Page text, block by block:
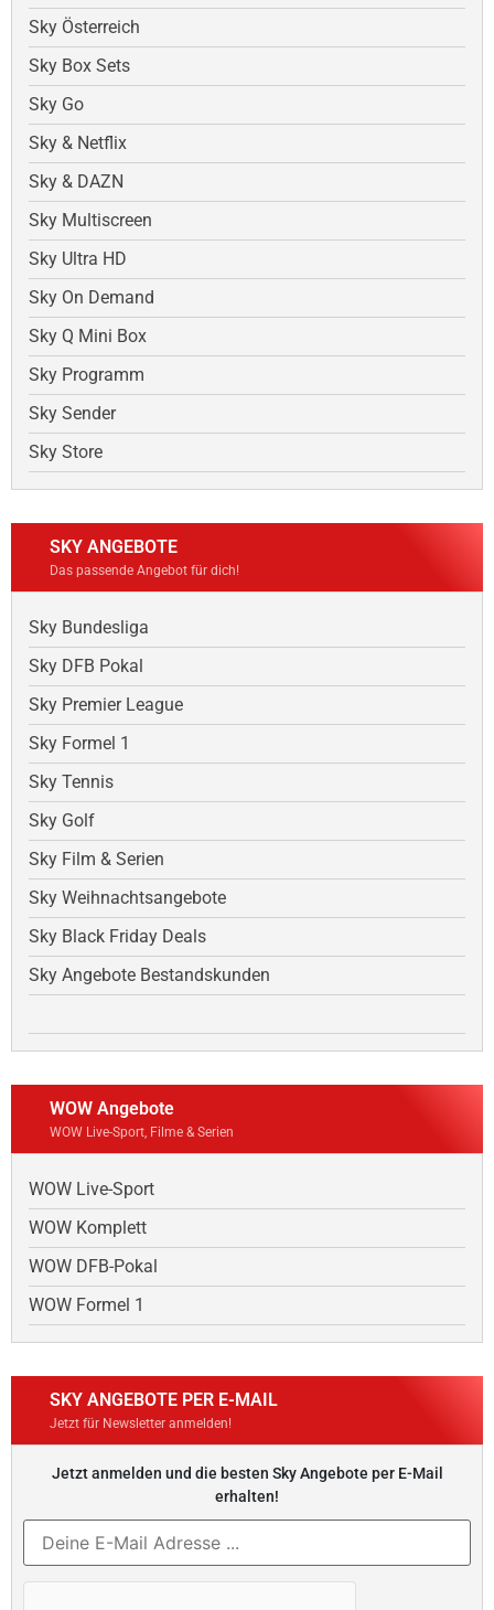
Sky Österreich
Sky Box Sets
Sky Go
Sky & Netflix
Sky & DAZN
Sky Multiscreen
Sky Ultra HD
Sky On Demand
Sky Q Mini Box
Sky Programm
Sky Sender
Sky Store
SKY ANGEBOTE
Das passende Angebot für dich!
Sky Bundesliga
Sky DFB Pokal
Sky Premier League
Sky Formel 1
Sky Tennis
Sky Golf
Sky Film & Serien
Sky Weihnachtsangebote
Sky Black Friday Deals
Sky Angebote Bestandskunden
WOW Angebote
WOW Live-Sport, Filme & Serien
WOW Live-Sport
WOW Komplett
WOW DFB-Pokal
WOW Formel 1
SKY ANGEBOTE PER E-MAIL
Jetzt für Newsletter anmelden!
Jetzt anmelden und die besten Sky Angebote per E-Mail
erhalten!